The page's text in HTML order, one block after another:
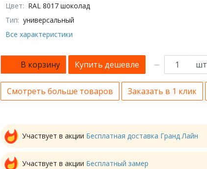
Цвет: RAL 8017 шоколад
Тип: универсальный
Все характеристики
В корзину Купить дешевле шт
Смотреть больше товаров Заказать в 1 клик
Участвует в акции Бесплатная доставка Гранд Лайн
Участвует в акции Бесплатный замер